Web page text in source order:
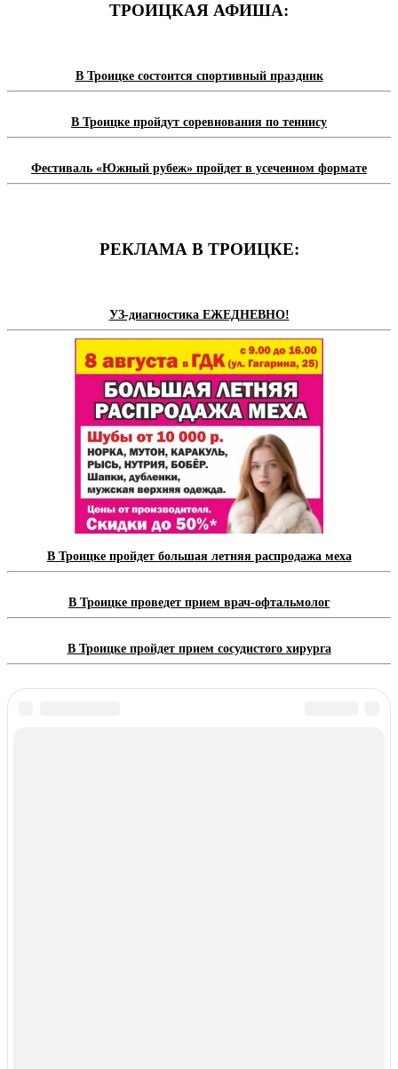
ТРОИЦКАЯ АФИША:
В Троицке состоится спортивный праздник
В Троицке пройдут соревнования по теннису
Фестиваль «Южный рубеж» пройдет в усеченном формате
РЕКЛАМА В ТРОИЦКЕ:
УЗ-диагностика ЕЖЕДНЕВНО!
В Троицке пройдет большая летняя распродажа меха
В Троицке проведет прием врач-офтальмолог
В Троицке пройдет прием сосудистого хирурга